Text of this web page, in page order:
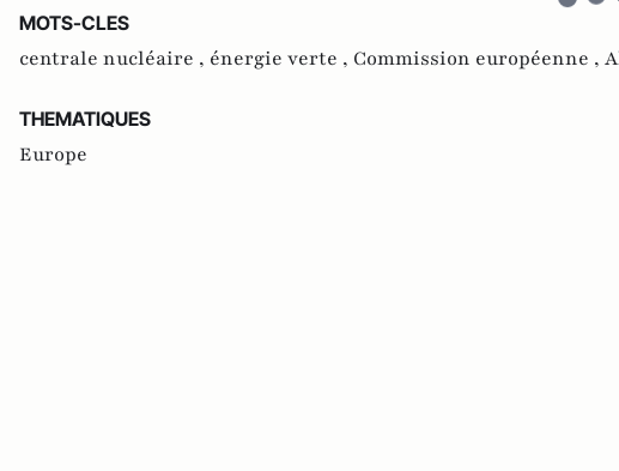
MOTS-CLES
centrale nucléaire , énergie verte , Commission européenne ,
THEMATIQUES
Europe